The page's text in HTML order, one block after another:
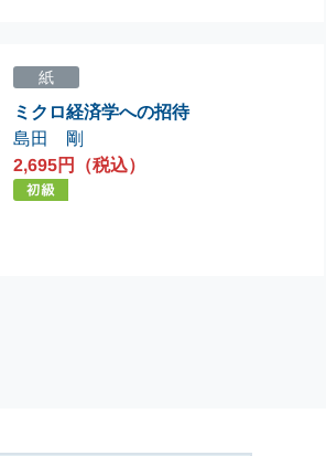
紙
ミクロ経済学への招待
島田 剛
2,695円（税込）